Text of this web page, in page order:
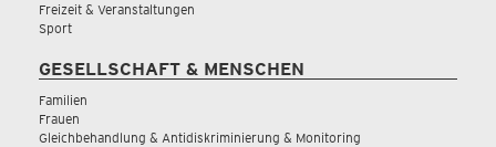
Freizeit & Veranstaltungen
Sport
GESELLSCHAFT & MENSCHEN
Familien
Frauen
Gleichbehandlung & Antidiskriminierung & Monitoring